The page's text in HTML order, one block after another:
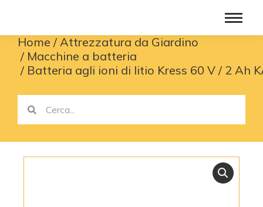
You are here:
Home
Attrezzatura da Giardino
Macchine a batteria
Batteria agli ioni di litio Kress 60 V / 2 Ah